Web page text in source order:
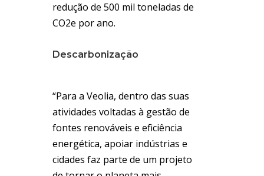
redução de 500 mil toneladas de
CO2e por ano.
Descarbonização
“Para a Veolia, dentro das suas
atividades voltadas à gestão de
fontes renováveis e eficiência
energética, apoiar indústrias e
cidades faz parte de um projeto